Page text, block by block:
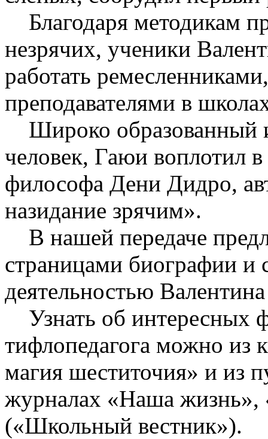
Благодаря методикам
незрячих, ученики
работать
преподавателями в
Широко образованный
человек, Гаюи воплотил
философа Дени Дидро,
назидание зрячим».
В нашей передаче
страницами биографии и
деятельностью
Узнать об интересных
тифлопедагога можно из
магия шеститочия» и из
журналах «Наша жизнь»,
(«Школьный вестник»).